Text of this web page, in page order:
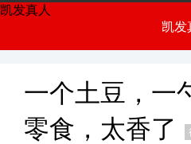
凯发真人
凯发
一个土豆，一
零食，太香了